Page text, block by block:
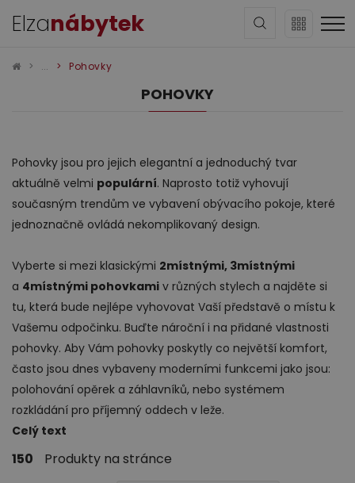
Elzanábytek
Sedací soupravy
Obývací pokoj
Ložnice
Pohovky
POHOVKY
Pohovky jsou pro jejich elegantní a jednoduchý tvar
aktuálně velmi populární. Naprosto totiž vyhovují
současným trendům ve vybavení obývacího pokoje, které
jednoznačně ovládá nekomplikovaný design.
Vyberte si mezi klasickými 2místnými, 3místnými
a 4místnými pohovkami v různých stylech a najděte si
tu, která bude nejlépe vyhovovat Vaší představě o místu k
Vašemu odpočinku. Buďte nároční i na přidané vlastnosti
pohovky. Aby Vám pohovky poskytly co největší komfort,
často jsou dnes vybaveny moderními funkcemi jako jsou:
polohování opěrek a záhlavníků, nebo systémem
rozkládání pro příjemný oddech v leže.
Celý text
150 Produkty na stránce